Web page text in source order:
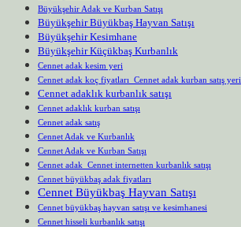
Büyükşehir Adak ve Kurban Satışı
Büyükşehir Büyükbaş Hayvan Satışı
Büyükşehir Kesimhane
Büyükşehir Küçükbaş Kurbanlık
Cennet adak kesim yeri
Cennet adak koç fiyatları Cennet adak kurban satış yeri
Cennet adaklık kurbanlık satışı
Cennet adaklık kurban satışı
Cennet adak satış
Cennet Adak ve Kurbanlık
Cennet Adak ve Kurban Satışı
Cennet adak Cennet internetten kurbanlık satışı
Cennet büyükbaş adak fiyatları
Cennet Büyükbaş Hayvan Satışı
Cennet büyükbaş hayvan satışı ve kesimhanesi
Cennet hisseli kurbanlık satışı